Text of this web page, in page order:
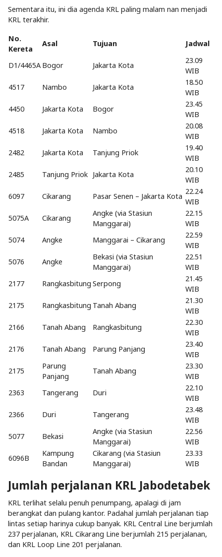
Sementara itu, ini dia agenda KRL paling malam nan menjadi
KRL terakhir.
No.
Kereta
Asal Tujuan Jadwal
D1/4465A Bogor Jakarta Kota
23.09
WIB
4517
Nambo Jakarta Kota
18.50
WIB
4450
Jakarta Kota Bogor
23.45
WIB
4518
Jakarta Kota Nambo
20.08
WIB
2482
Jakarta Kota Tanjung Priok
19.40
WIB
2485
Tanjung Priok Jakarta Kota
20.10
WIB
6097
Cikarang Pasar Senen – Jakarta Kota
22.24
WIB
5075A
Cikarang
Angke (via Stasiun
Manggarai)
22.15
WIB
5074
Angke Manggarai – Cikarang
22.59
WIB
5076
Angke
Bekasi (via Stasiun
Manggarai)
22.51
WIB
2177
Rangkasbitung Serpong
21.45
WIB
2175
Rangkasbitung Tanah Abang
21.30
WIB
2166
Tanah Abang Rangkasbitung
22.30
WIB
2176
Tanah Abang Parung Panjang
23.40
WIB
2175
Parung
Panjang
Tanah Abang
23.30
WIB
2363
Tangerang Duri
22.10
WIB
2366
Duri Tangerang
23.48
WIB
5077
Bekasi
Angke (via Stasiun
Manggarai)
22.56
WIB
6096B
Kampung
Bandan
Cikarang (via Stasiun
Manggarai)
23.33
WIB
Jumlah perjalanan KRL Jabodetabek
KRL terlihat selalu penuh penumpang, apalagi di jam
berangkat dan pulang kantor. Padahal jumlah perjalanan tiap
lintas setiap harinya cukup banyak. KRL Central Line berjumlah
237 perjalanan, KRL Cikarang Line berjumlah 215 perjalanan,
dan KRL Loop Line 201 perjalanan.